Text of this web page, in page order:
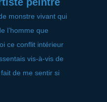
monstre vivant qui
l’homme que
ce conflit intérieur
vis-à-vis de
de me sentir si